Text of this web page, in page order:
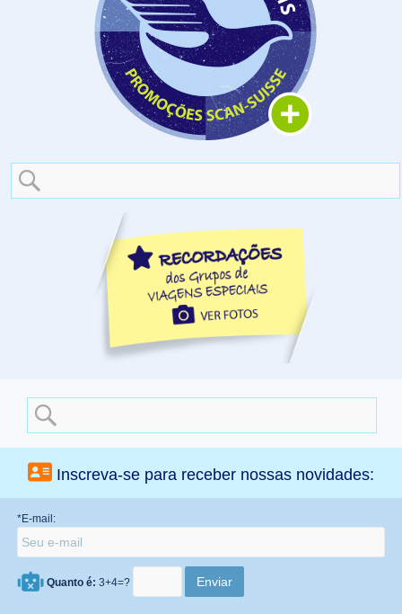
Search
for:
Inscreva-se para receber nossas novidades:
*E-mail:
Quanto é: 3+4=?